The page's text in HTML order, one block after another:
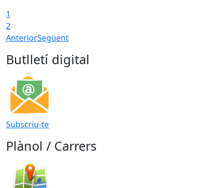
1
2
AnteriorSegüent
Butlletí digital
Subscriu-te
Plànol / Carrers